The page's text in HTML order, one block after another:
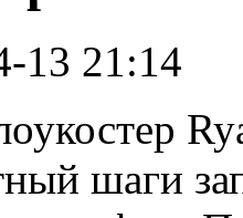
13 21:14
шаги